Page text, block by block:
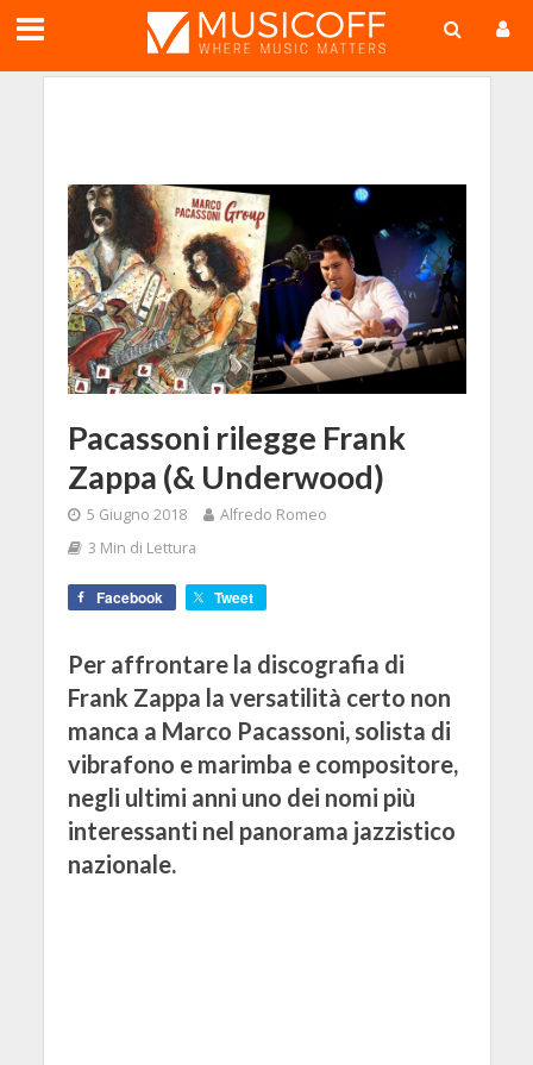
Pacassoni rilegge Frank
Zappa (& Underwood)
5 Giugno 2018
Alfredo Romeo
3 Min di Lettura
Facebook Tweet
Per affrontare la discografia di
Frank Zappa la versatilità certo non
manca a Marco Pacassoni, solista di
vibrafono e marimba e compositore,
negli ultimi anni uno dei nomi più
interessanti nel panorama jazzistico
nazionale.